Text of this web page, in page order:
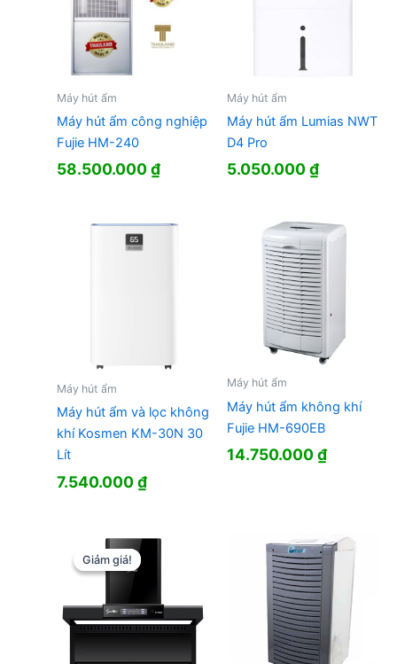
Máy hút ẩm
Máy hút ẩm công nghiệp
Fujie HM-240
58.500.000₫
Máy hút ẩm
Máy hút ẩm Lumias NWT
D4 Pro
5.050.000₫
Máy hút ẩm
Máy hút ẩm và lọc không
khí Kosmen KM-30N 30
Lít
7.540.000₫
Máy hút ẩm
Máy hút ẩm không khí
Fujie HM-690EB
14.750.000₫
Giảm giá!
Giảm giá!